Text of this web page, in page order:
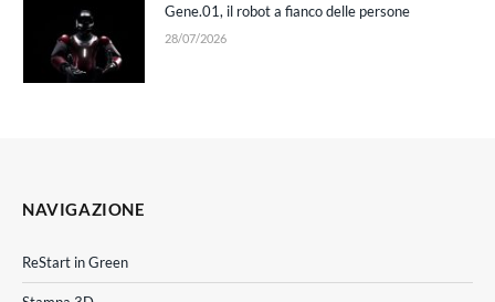
Gene.01, il robot a fianco delle persone
28/07/2026
NAVIGAZIONE
ReStart in Green